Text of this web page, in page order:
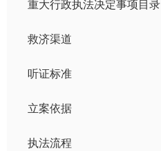
重大行政执法决定事项目录
救济渠道
听证标准
立案依据
执法流程